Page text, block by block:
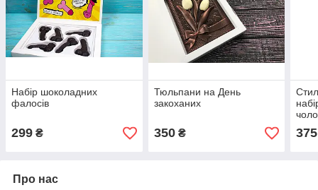
Набір шоколадних
фалосів
299 ₴
Тюльпани на День
закоханих
350₴ 375
Про нас